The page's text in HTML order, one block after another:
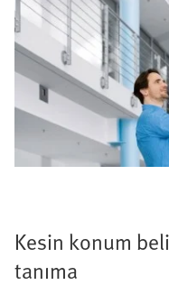
Kesin konum
tanıma